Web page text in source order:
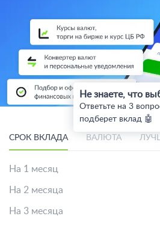
СРОК ВКЛАДА ВАЛЮТА
На 1 месяц
На 2 месяца
На 3 месяца
Не знаете, что
Ответьте на 3
подберет вклад 🤖